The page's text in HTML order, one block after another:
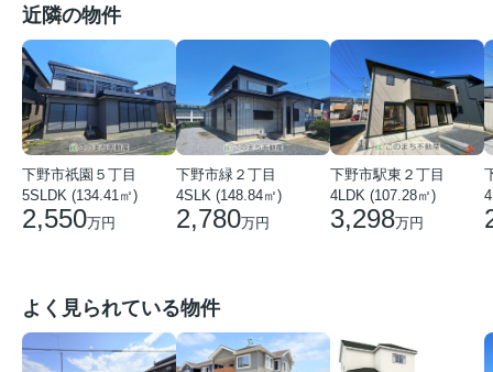
近隣の物件
下野市祇園５丁目
5SLDK (134.41㎡)
2,550万円
下野市緑２丁目
4SLK (148.84㎡)
2,780万円
下野市駅東２丁目
4LDK (107.28㎡)
3,298万円
よく見られている物件